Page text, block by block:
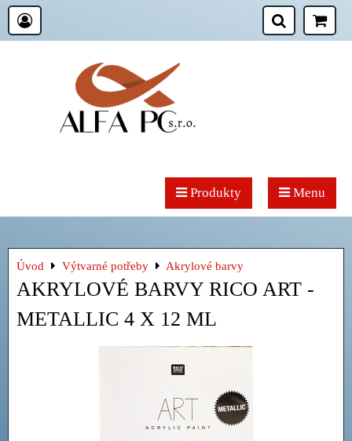
Produkty Menu
Úvod Výtvarné potřeby Akrylové barvy
AKRYLOVÉ BARVY RICO ART -
METALLIC 4 X 12 ML